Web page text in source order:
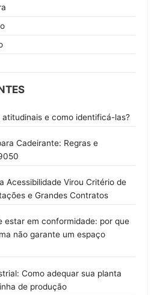
atitudinais e como identificá-las?
Cadeirante: Regras e
Acessibilidade Virou Critério de
e Grandes Contratos
estar em conformidade: por que
não garante um espaço
Como adequar sua planta
de produção